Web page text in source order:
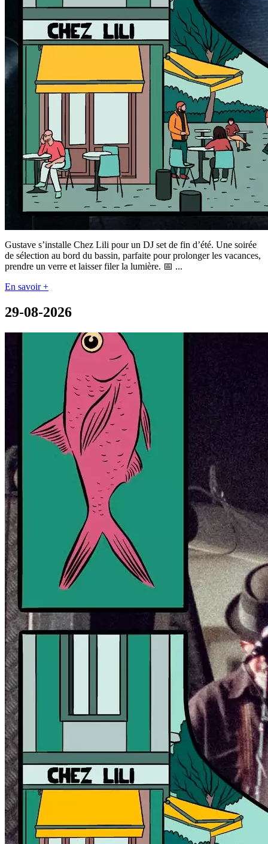
Gustave s’installe Chez Lili pour un DJ set de fin d’été. Une soirée
de sélection au bord du bassin, parfaite pour prolonger les vacances,
prendre un verre et laisser filer la lumière. 📅 ...
En savoir +
29-08-2026